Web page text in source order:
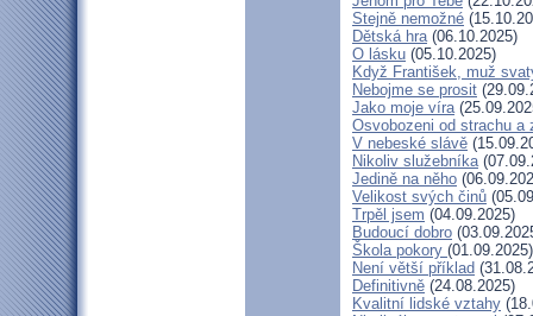
Stejně nemožné
Dětská hra(06.10.2025)
O lásku (05.10.2025)
Když František, muž
Nebojme se prosit
Jako moje víra
Osvobozeni od strachu a
V nebeské slávě
Nikoliv služebníka
Jedině na něho
Velikost svých činů
Trpěl jsem (04.09.2025)
Budoucí dobro
Škola pokory (01.09.2025)
Není větší příklad
Definitivně (24.08.2025)
Kvalitní lidské vztahy